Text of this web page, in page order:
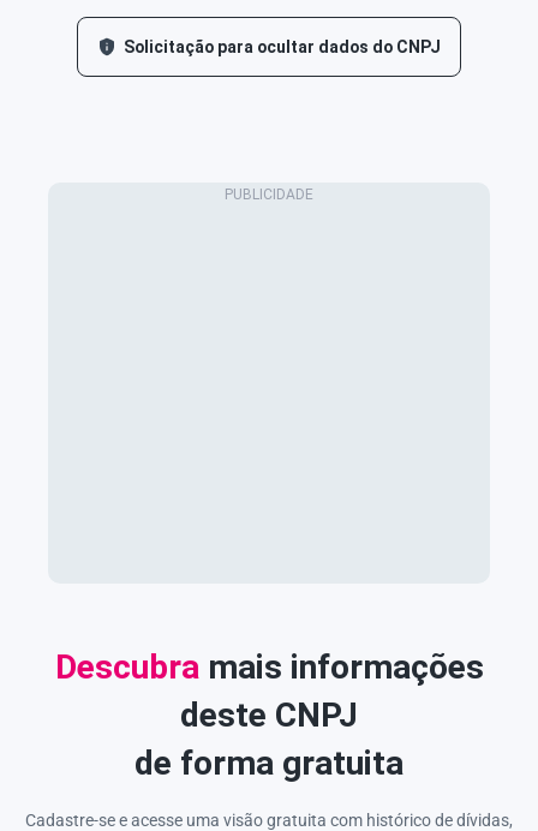
Solicitação para ocultar dados do CNPJ
Descubra mais informações
deste CNPJ
de forma gratuita
Cadastre-se e acesse uma visão gratuita com histórico de dívidas,